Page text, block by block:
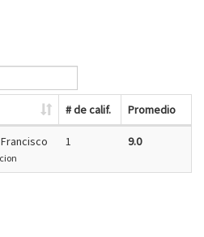
# de calif. Promedio
1 9.0